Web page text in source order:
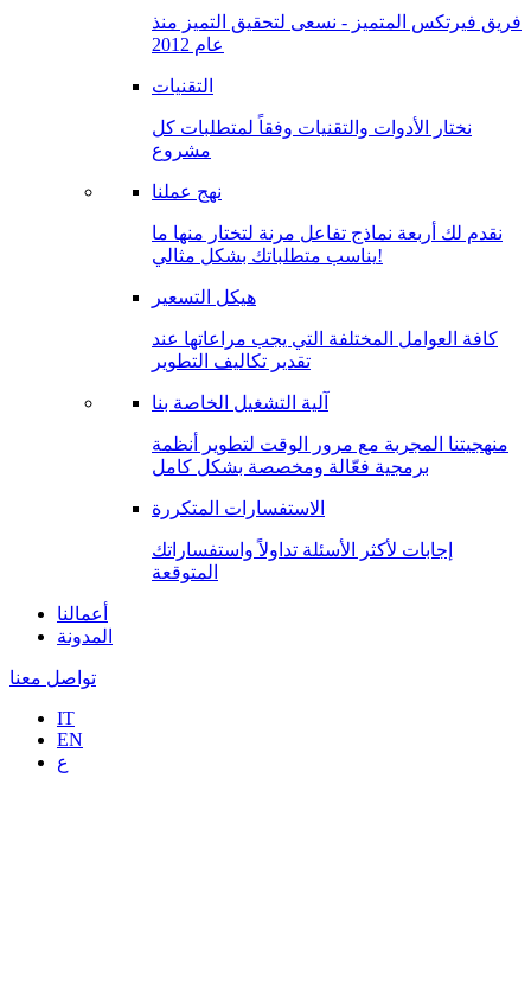
فريق فيرتكس المتميز - نسعى لتحقيق التميز منذ
عام 2012
التقنيات
نختار الأدوات والتقنيات وفقاً لمتطلبات كل
مشروع
نهج عملنا
نقدم لك أربعة نماذج تفاعل مرنة لتختار منها ما
يناسب متطلباتك بشكل مثالي!
هيكل التسعير
كافة العوامل المختلفة التي يجب مراعاتها عند
تقدير تكاليف التطوير
آلية التشغيل الخاصة بنا
منهجيتنا المجربة مع مرور الوقت لتطوير أنظمة
برمجية فعّالة ومخصصة بشكل كامل
الاستفسارات المتكررة
إجابات لأكثر الأسئلة تداولاً واستفساراتك
المتوقعة
أعمالنا
المدونة
تواصل معنا
IT
EN
ع